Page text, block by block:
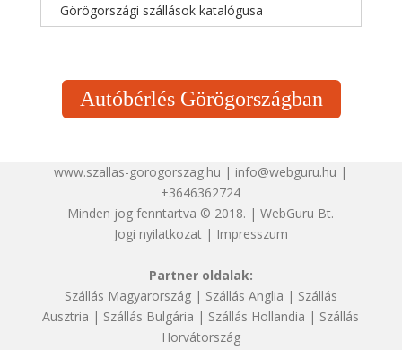
Görögországi szállások katalógusa
Autóbérlés Görögországban
www.szallas-gorogorszag.hu | info@webguru.hu |
+3646362724
Minden jog fenntartva © 2018. | WebGuru Bt.
Jogi nyilatkozat| Impresszum
Partner oldalak:
Szállás Magyarország| Szállás Anglia | Szállás
Ausztria | Szállás Bulgária | Szállás Hollandia | Szállás
Horvátország